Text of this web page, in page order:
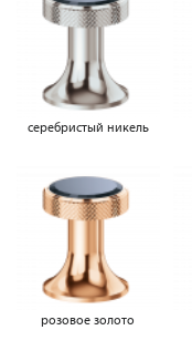
серебристый никель
розовое золото